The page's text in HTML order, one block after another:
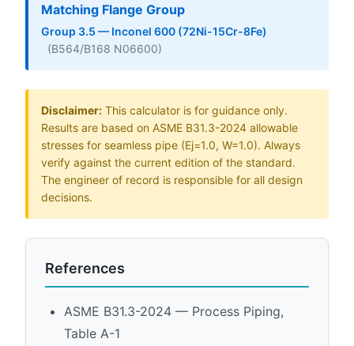
Matching Flange Group
Group 3.5 — Inconel 600 (72Ni-15Cr-8Fe)
(B564/B168 N06600)
Disclaimer: This calculator is for guidance only.
Results are based on ASME B31.3-2024 allowable
stresses for seamless pipe (Ej=1.0, W=1.0). Always
verify against the current edition of the standard.
The engineer of record is responsible for all design
decisions.
References
ASME B31.3-2024 — Process Piping,
Table A-1